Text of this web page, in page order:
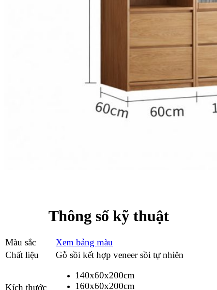
Thông số kỹ thuật
Màu sắc
Xem bảng màu
Chất liệu
Gỗ sồi kết hợp veneer sồi tự nhiên
Kích thước
140x60x200cm
160x60x200cm